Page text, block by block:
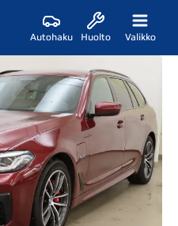
Autohaku Huolto Valikko